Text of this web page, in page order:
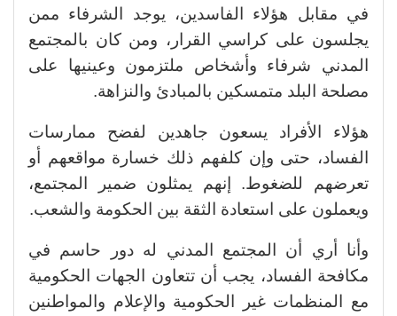
في مقابل هؤلاء الفاسدين، يوجد الشرفاء ممن
يجلسون على كراسي القرار، ومن كان بالمجتمع
المدني شرفاء وأشخاص ملتزمون وعينيها على
مصلحة البلد متمسكين بالمبادئ والنزاهة.
هؤلاء الأفراد يسعون جاهدين لفضح ممارسات
الفساد، حتى وإن كلفهم ذلك خسارة مواقعهم أو
تعرضهم للضغوط. إنهم يمثلون ضمير المجتمع،
ويعملون على استعادة الثقة بين الحكومة والشعب.
وأنا أري أن المجتمع المدني له دور حاسم في
مكافحة الفساد، يجب أن تتعاون الجهات الحكومية
مع المنظمات غير الحكومية والإعلام والمواطنين